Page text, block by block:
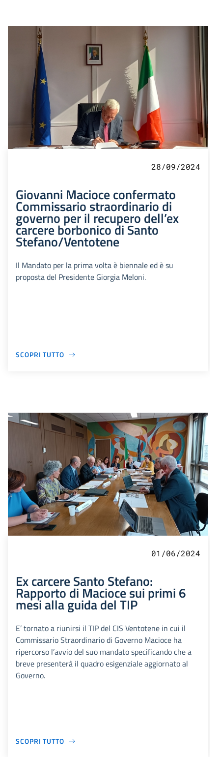
28/09/2024
Giovanni Macioce confermato
Commissario straordinario di
governo per il recupero dell’ex
carcere borbonico di Santo
Stefano/Ventotene
Il Mandato per la prima volta è biennale ed è su
proposta del Presidente Giorgia Meloni.
SCOPRI TUTTO
01/06/2024
Ex carcere Santo Stefano:
Rapporto di Macioce sui primi 6
mesi alla guida del TIP
E’ tornato a riunirsi il TIP del CIS Ventotene in cui il
Commissario Straordinario di Governo Macioce ha
ripercorso l’avvio del suo mandato specificando che a
breve presenterà il quadro esigenziale aggiornato al
Governo.
SCOPRI TUTTO